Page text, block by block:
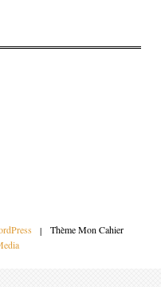
|
Thème Mon Cahier